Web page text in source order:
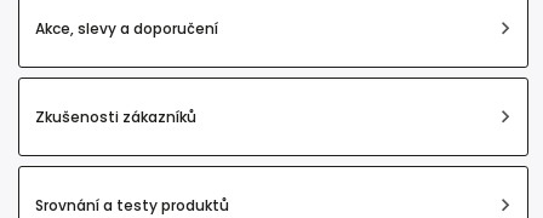
Akce, slevy a doporučení
Zkušenosti zákazníků
Srovnání a testy produktů